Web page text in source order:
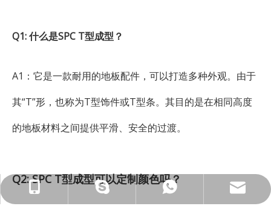
Q1: 什么是SPC T型成型？
A1：它是一款耐用的地板配件，可以打造多种外观。由于
其“T”形，也称为T型饰件或T型条。其目的是在相同高度
的地板材料之间提供平滑、安全的过渡。
Q2: SPC T型成型可以定制颜色吗？
13929113888
lucky18177
13928691588
ck_Lucky@gdcreateking.com